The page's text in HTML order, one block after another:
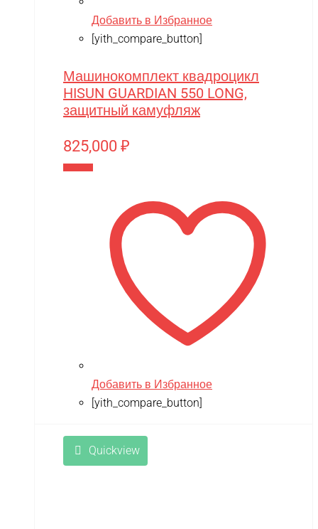
Добавить в Избранное
[yith_compare_button]
Машинокомплект квадроцикл
HISUN GUARDIAN 550 LONG,
защитный камуфляж
825,000 ₽
Добавить в Избранное
[yith_compare_button]
Quickview